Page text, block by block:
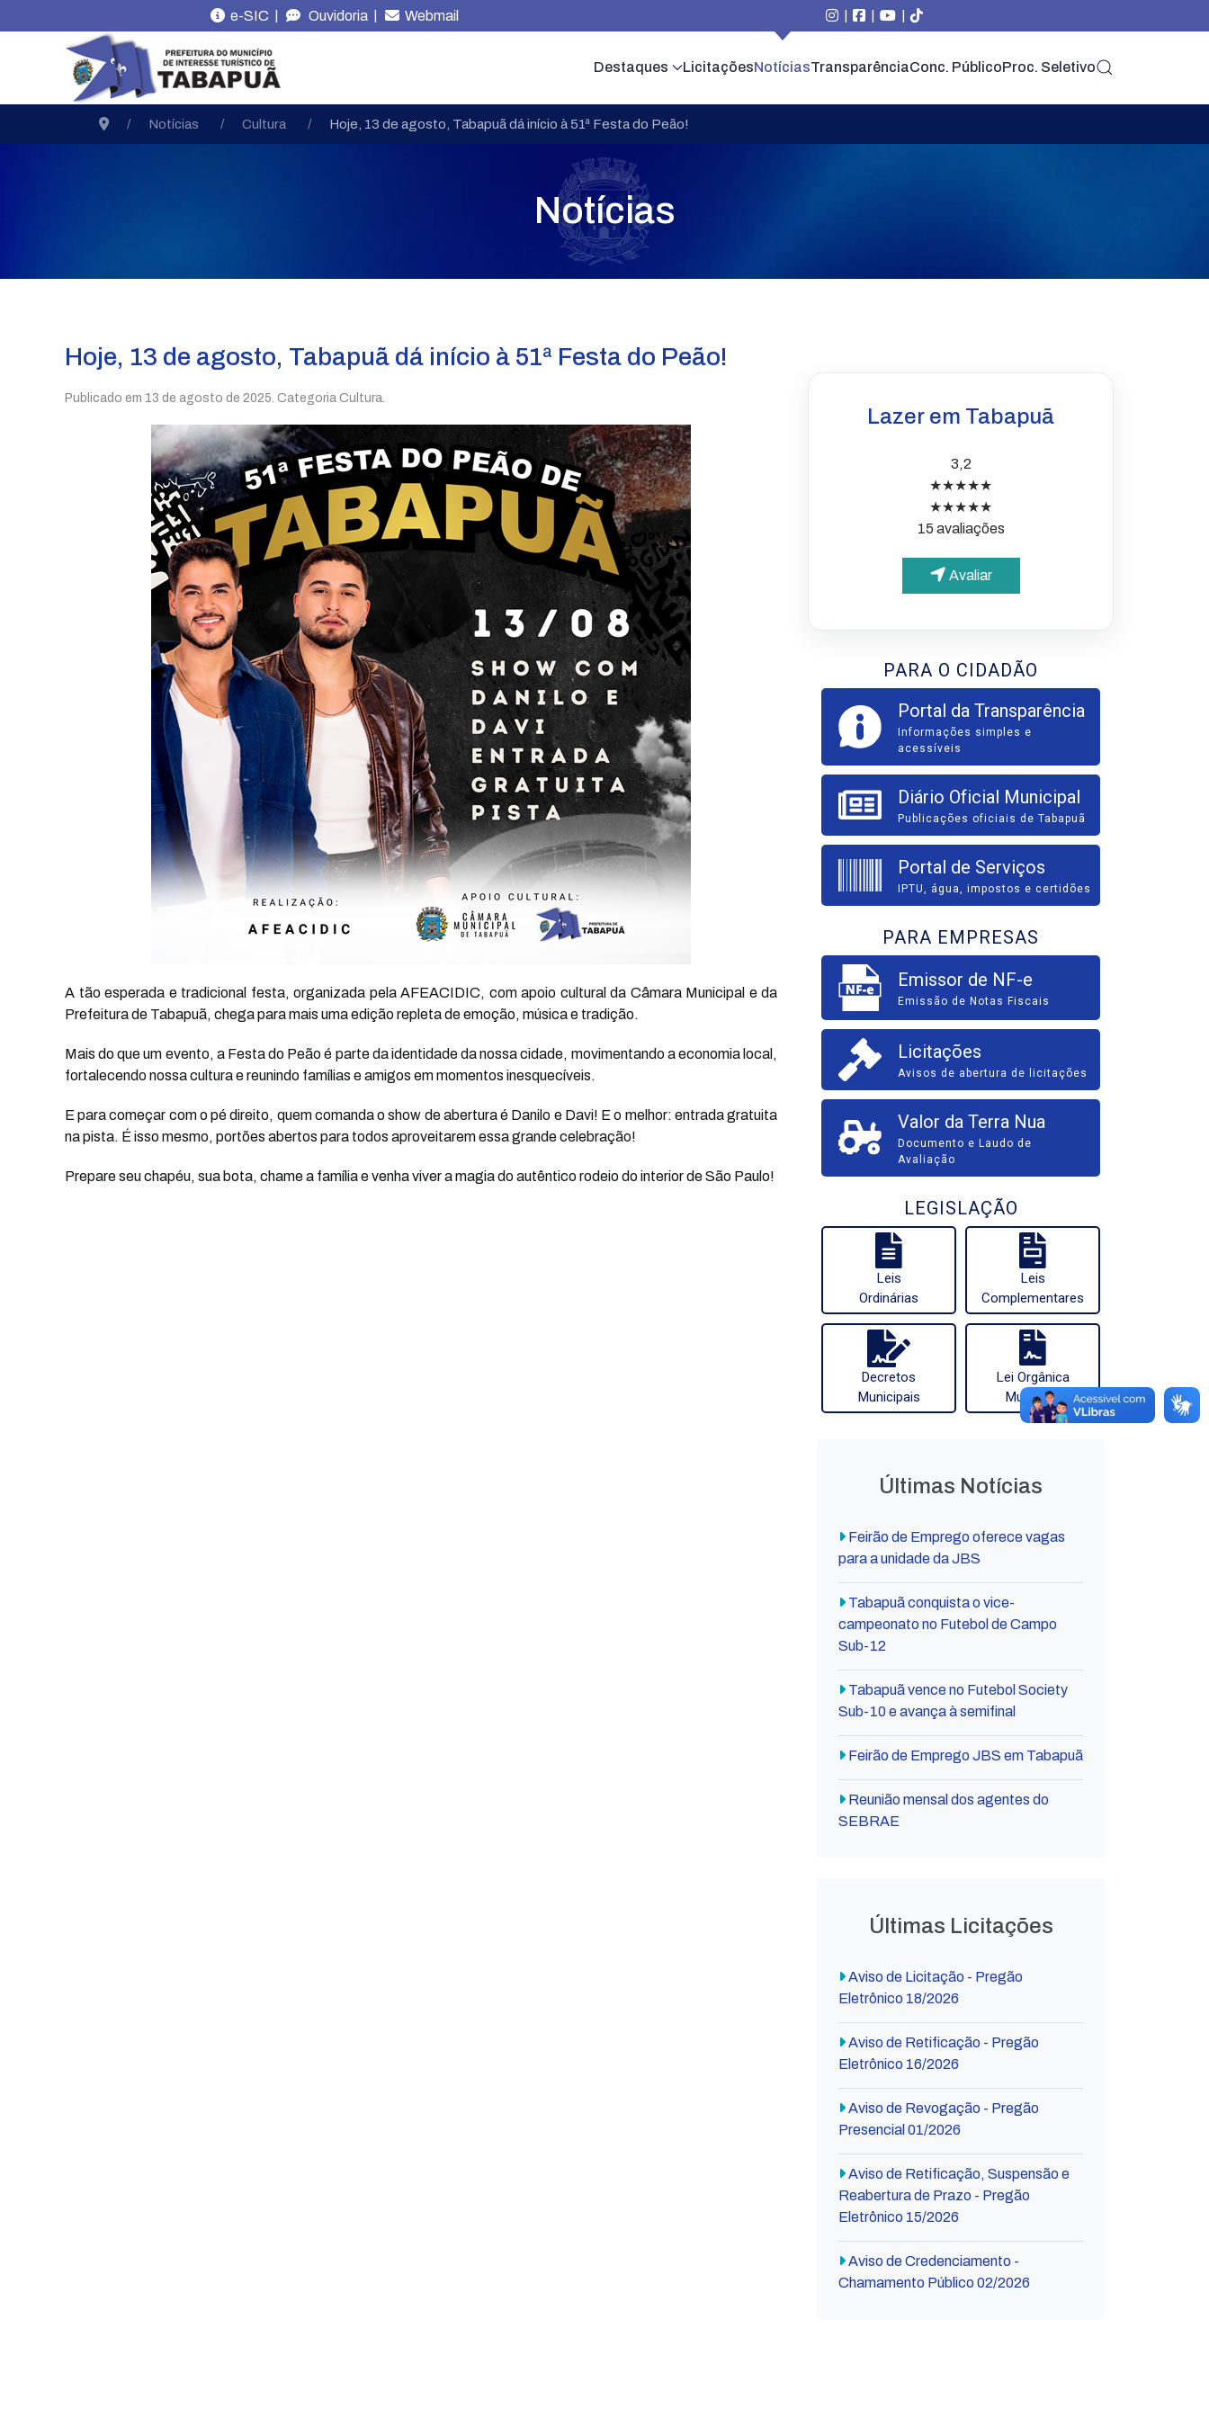
e-SIC | Ouvidoria | Webmail | | |
Destaques LicitaçõesNotíciasTransparênciaConc. PúblicoProc. Seletivo
Notícias Cultura Hoje, 13 de agosto, Tabapuã dá início à 51ª Festa do Peão!
Notícias
Hoje, 13 de agosto, Tabapuã dá início à 51ª Festa do Peão!
Publicado em 13 de agosto de 2025 . Categoria Cultura.
A tão esperada e tradicional festa, organizada pela AFEACIDIC, com apoio cultural da Câmara Municipal e da
Prefeitura de Tabapuã, chega para mais uma edição repleta de emoção, música e tradição.
Mais do que um evento, a Festa do Peão é parte da identidade da nossa cidade, movimentando a economia local,
fortalecendo nossa cultura e reunindo famílias e amigos em momentos inesquecíveis.
E para começar com o pé direito, quem comanda o show de abertura é Danilo e Davi! E o melhor: entrada gratuita
na pista. É isso mesmo, portões abertos para todos aproveitarem essa grande celebração!
Prepare seu chapéu, sua bota, chame a família e venha viver a magia do autêntico rodeio do interior de São Paulo!
Lazer em Tabapuã
3,2
★★★★★
★★★★★
15 avaliações
Avaliar
PARA O CIDADÃO
Portal da Transparência
Informações simples e
acessíveis
Diário Oficial Municipal
Publicações oficiais de Tabapuã
Portal de Serviços
IPTU, água, impostos e certidões
PARA EMPRESAS
Emissor de NF-e
Emissão de Notas Fiscais
Licitações
Avisos de abertura de licitações
Valor da Terra Nua
Documento e Laudo de
Avaliação
LEGISLAÇÃO
Leis
Ordinárias
Leis
Complementares
Decretos
Municipais
Lei Orgânica
Municipal
Últimas Notícias
Feirão de Emprego oferece vagas
para a unidade da JBS
Tabapuã conquista o vice-
campeonato no Futebol de Campo
Sub-12
Tabapuã vence no Futebol Society
Sub-10 e avança à semifinal
Feirão de Emprego JBS em Tabapuã
Reunião mensal dos agentes do
SEBRAE
Últimas Licitações
Aviso de Licitação - Pregão
Eletrônico 18/2026
Aviso de Retificação - Pregão
Eletrônico 16/2026
Aviso de Revogação - Pregão
Presencial 01/2026
Aviso de Retificação, Suspensão e
Reabertura de Prazo - Pregão
Eletrônico 15/2026
Aviso de Credenciamento -
Chamamento Público 02/2026